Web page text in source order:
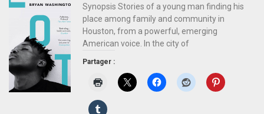
Synopsis Stories of a young man finding his
place among family and community in
Houston, from a powerful, emerging
American voice. In the city of
Partager :